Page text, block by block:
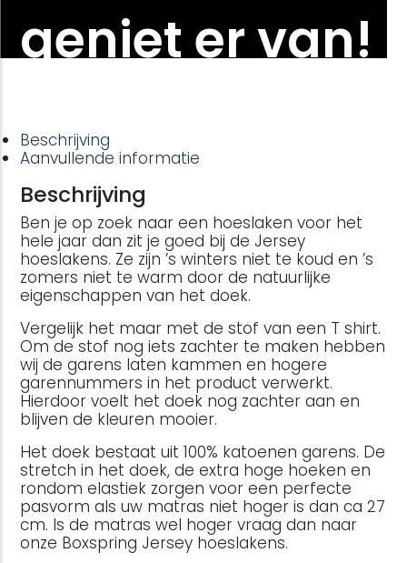
geniet er van!
Beschrijving
Aanvullende informatie
Beschrijving
Ben je op zoek naar een hoeslaken voor het
hele jaar dan zit je goed bij de Jersey
hoeslakens. Ze zijn ’s winters niet te koud en ’s
zomers niet te warm door de natuurlijke
eigenschappen van het doek.
Vergelijk het maar met de stof van een T shirt.
Om de stof nog iets zachter te maken hebben
wij de garens laten kammen en hogere
garennummers in het product verwerkt.
Hierdoor voelt het doek nog zachter aan en
blijven de kleuren mooier.
Het doek bestaat uit 100% katoenen garens. De
stretch in het doek, de extra hoge hoeken en
rondom elastiek zorgen voor een perfecte
pasvorm als uw matras niet hoger is dan ca 27
cm. Is de matras wel hoger vraag dan naar
onze Boxspring Jersey hoeslakens.